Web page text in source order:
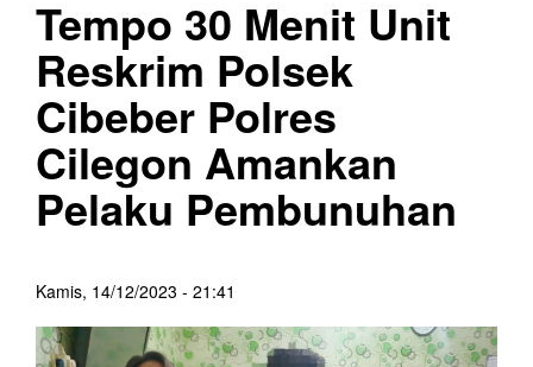
Tempo 30 Menit Unit
Reskrim Polsek
Cibeber Polres
Cilegon Amankan
Pelaku Pembunuhan
Kamis, 14/12/2023 - 21:41